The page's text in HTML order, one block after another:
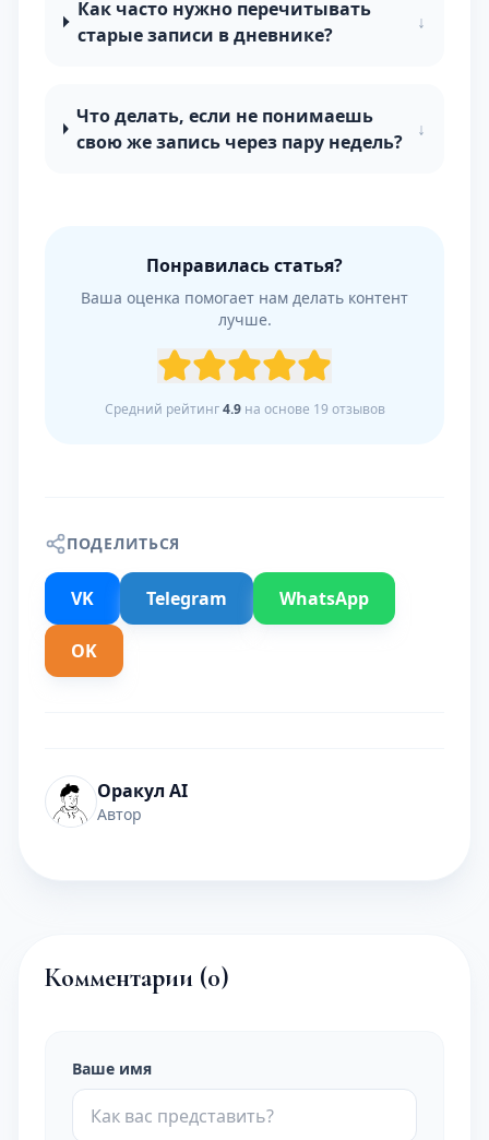
Как часто нужно перечитывать
старые записи в дневнике?
↓
Что делать, если не понимаешь
свою же запись через пару недель?
↓
Понравилась статья?
Ваша оценка помогает нам делать контент
лучше.
Средний рейтинг4.9на основе 19 отзывов
ПОДЕЛИТЬСЯ
VK Telegram WhatsApp
OK
Оракул AI
Автор
Комментарии (0)
Ваше имя